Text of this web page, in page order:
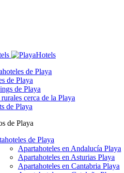
de Playa
de Playa
de Playa
rurales cerca de la Playa
de Playa
de Playa
de Playa
Apartahoteles en Andalucía Playa
Apartahoteles en Asturias Playa
Apartahoteles en Cantabria Playa